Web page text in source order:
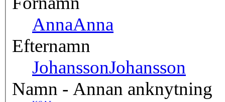
AnnaAnna
Efternamn
JohanssonJohansson
Namn - Annan anknytning